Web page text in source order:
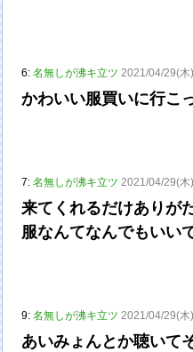
6:名無しが沸キ立ツ 2021/04/29(木
かわいい服買いに行こ
7:名無しが沸キ立ツ 2021/04/29(
来てくれるだけありが
服なんてなんでもいい
9:名無しが沸キ立ツ 2021/04/29(
あいみょんとか聴いて